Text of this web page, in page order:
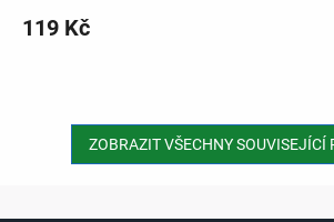
119 Kč
ZOBRAZIT VŠECHNY SOUVISEJÍCÍ